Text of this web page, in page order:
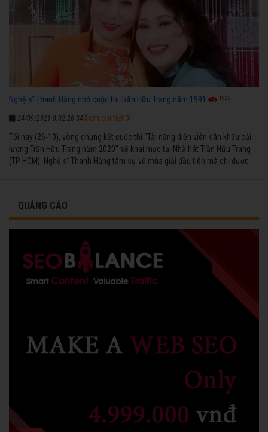
Nghệ sĩ Thanh Hằng nhớ cuộc thi Trần Hữu Trang năm 1991 1925
24/09/2021 8:02:26 SA
Tối nay (26-10), vòng chung kết cuộc thi "Tài năng diễn viên sân khấu cải
lương Trần Hữu Trang năm 2020" sẽ khai mạc tại Nhà hát Trần Hữu Trang
(TP HCM). Nghệ sĩ Thanh Hằng tâm sự về mùa giải đầu tiên mà chị được
Xem chi tiết
QUẢNG CÁO